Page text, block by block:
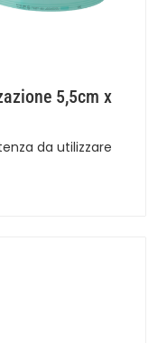
5,5cm x
da utilizzare